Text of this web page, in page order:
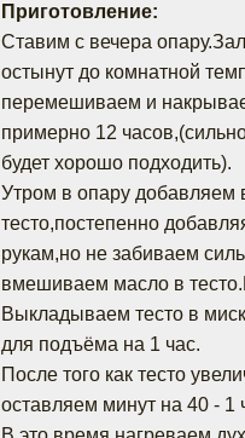
Приготовление:
Ставим с вечера
остынут до комнатной
перемешиваем и
примерно 12
будет хорошо подходить).
Утром в опару добавляем
тесто,постепенно
рукам,но не забиваем
вмешиваем масло в
Выкладываем тесто в
для подъёма на 1 час.
После того как тесто
оставляем минут на 40 - 1